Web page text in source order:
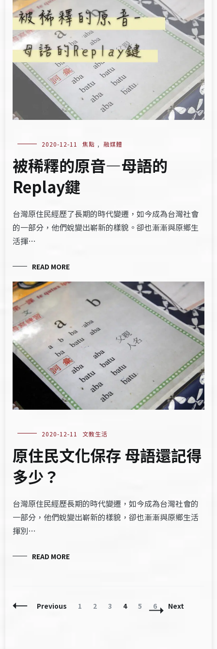
2020-12-11 焦點 , 融媒體
被稀釋的原音—母語的
Replay鍵
台灣原住民經歷了長期的時代變遷，如今成為台灣社會
的一部分，他們蛻變出嶄新的樣貌。卻也漸漸與原鄉生
活揮…
READ MORE
2020-12-11 文教生活
原住民文化保存 母語還記得
多少？
台灣原住民經歷長期的時代變遷，如今成為台灣社會的
一部分，他們蛻變出嶄新的樣貌，卻也漸漸與原鄉生活
揮別…
READ MORE
Posts
Previous Page
1 Page
2 Page
3 Page
4 Page
5 Page
6 Next